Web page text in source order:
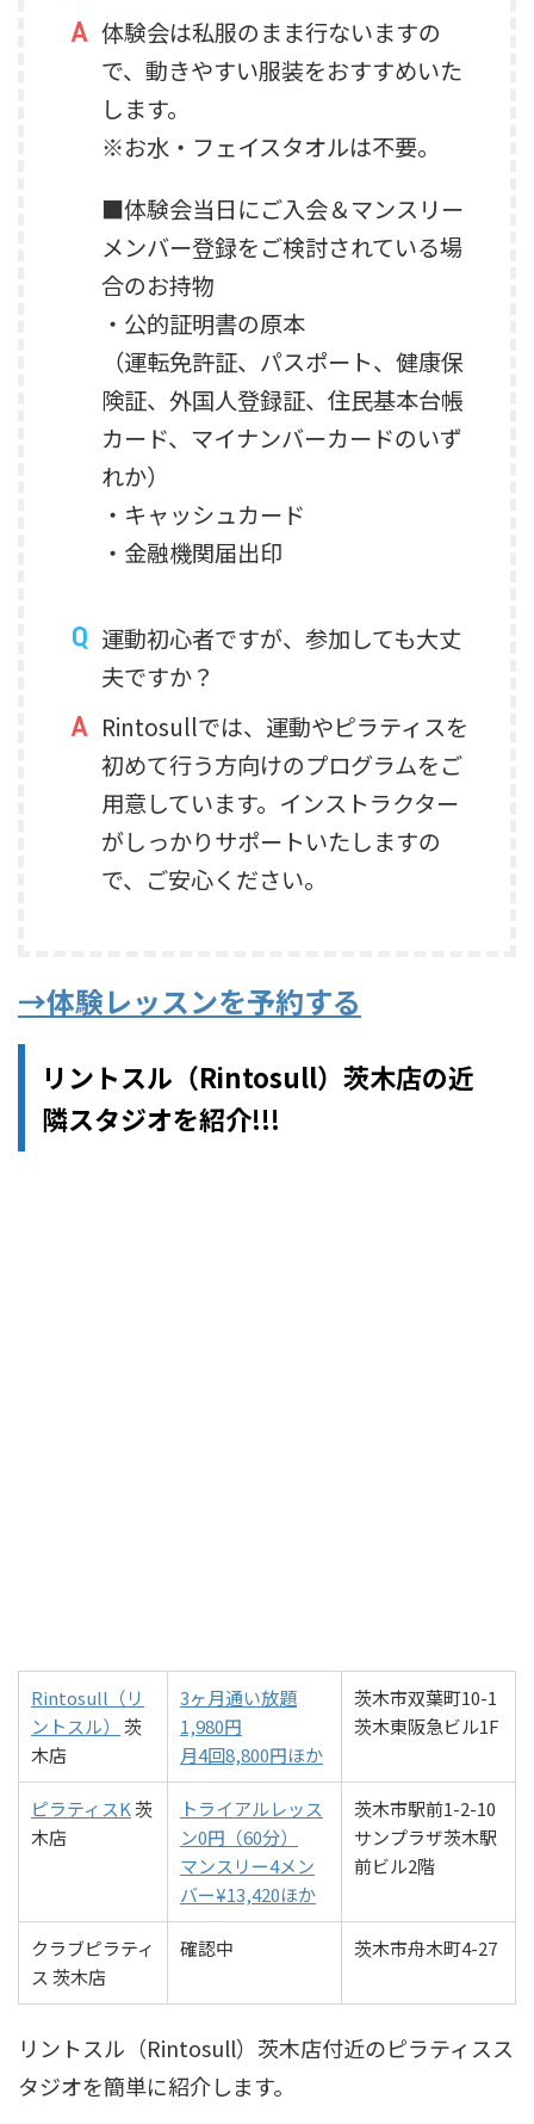
体験会は私服のまま行ないますの
で、動きやすい服装をおすすめいた
します。
※お水・フェイスタオルは不要。
■体験会当日にご入会＆マンスリー
メンバー登録をご検討されている場
合のお持物
・公的証明書の原本
（運転免許証、パスポート、健康保
険証、外国人登録証、住民基本台帳
カード、マイナンバーカードのいず
れか）
・キャッシュカード
・金融機関届出印
運動初心者ですが、参加しても大丈
夫ですか？
Rintosullでは、運動やピラティスを
初めて行う方向けのプログラムをご
用意しています。インストラクター
がしっかりサポートいたしますの
で、ご安心ください。
→体験レッスンを予約する
リントスル（Rintosull）茨木店の近
隣スタジオを紹介!!!
Rintosull（リ
ントスル）
茨
木店
3ヶ月通い放題
1,980円
月4回8,800円ほか
茨木市双葉町10-1
茨木東阪急ビル1F
ピラティスK茨
木店
トライアルレッス
ン0円（60分）
マンスリー4メン
バー¥13,420ほか
茨木市駅前1-2-10
サンプラザ茨木駅
前ビル2階
クラブピラティ
ス 茨木店
確認中 茨木市舟木町4-27
リントスル（Rintosull）茨木店付近のピラティスス
タジオを簡単に紹介します。